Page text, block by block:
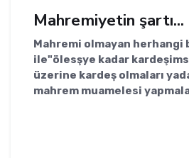
Mahremiyetin şartı...
Mahremi olmayan herhangi
ile"ölesşye kadar
üzerine kardeş olmaları
mahrem muamelesi